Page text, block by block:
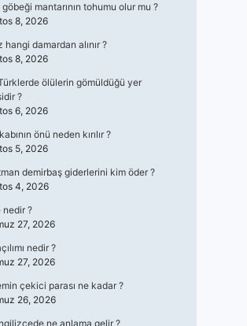
mantarının tohumu olur mu ?
8, 2026
hangi damardan alınır ?
8, 2026
ölülerin gömüldüğü yer
?
6, 2026
önü neden kırılır ?
5, 2026
demirbaş giderlerini kim öder ?
4, 2026
nedir ?
27, 2026
nedir ?
27, 2026
çekici parası ne kadar ?
26, 2026
ne anlama gelir ?